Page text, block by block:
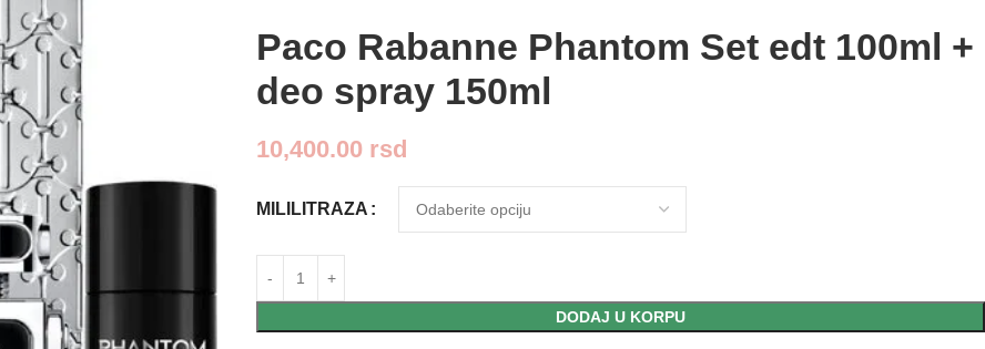
Paco Rabanne Phantom Set edt 100ml +
deo spray 150ml
10,400.00 rsd
MILILITRAZA
DODAJ U KORPU